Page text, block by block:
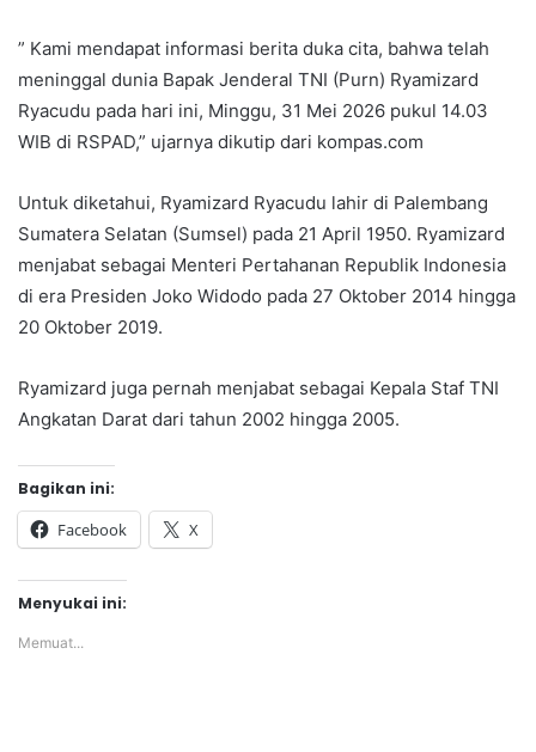
” Kami mendapat informasi berita duka cita, bahwa telah
meninggal dunia Bapak Jenderal TNI (Purn) Ryamizard
Ryacudu pada hari ini, Minggu, 31 Mei 2026 pukul 14.03
WIB di RSPAD,” ujarnya dikutip dari kompas.com
Untuk diketahui, Ryamizard Ryacudu lahir di Palembang
Sumatera Selatan (Sumsel) pada 21 April 1950. Ryamizard
menjabat sebagai Menteri Pertahanan Republik Indonesia
di era Presiden Joko Widodo pada 27 Oktober 2014 hingga
20 Oktober 2019.
Ryamizard juga pernah menjabat sebagai Kepala Staf TNI
Angkatan Darat dari tahun 2002 hingga 2005.
Bagikan ini:
Facebook X
Menyukai ini:
Memuat...